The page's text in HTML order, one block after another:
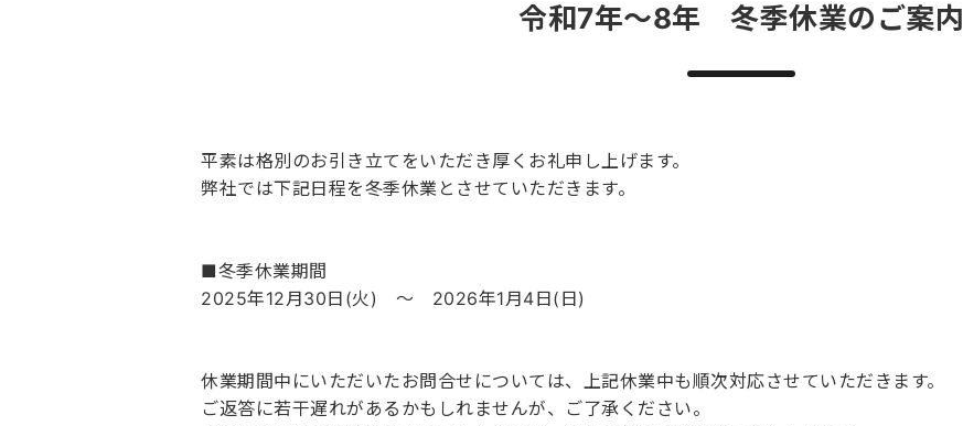
令和7年〜8年 冬季休業のご案内
平素は格別のお引き立てをいただき厚くお礼申し上げます。
弊社では下記日程を冬季休業とさせていただきます。
■冬季休業期間
2025年12月30日(火) ～ 2026年1月4日(日)
休業期間中にいただいたお問合せについては、上記休業中も順次対応させていただきます。
ご返答に若干遅れがあるかもしれませんが、ご了承ください。